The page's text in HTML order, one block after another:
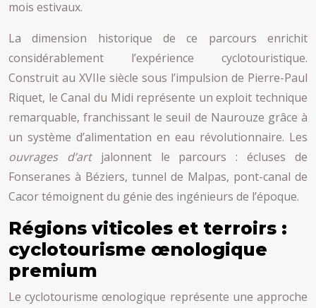
mois estivaux.
La dimension historique de ce parcours enrichit
considérablement l’expérience cyclotouristique.
Construit au XVIIe siècle sous l’impulsion de Pierre-Paul
Riquet, le Canal du Midi représente un exploit technique
remarquable, franchissant le seuil de Naurouze grâce à
un système d’alimentation en eau révolutionnaire. Les
ouvrages d’art jalonnent le parcours : écluses de
Fonseranes à Béziers, tunnel de Malpas, pont-canal de
Cacor témoignent du génie des ingénieurs de l’époque.
Régions viticoles et terroirs :
cyclotourisme œnologique
premium
Le cyclotourisme œnologique représente une approche